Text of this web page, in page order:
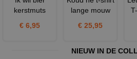
kerstmuts
€ 6,95
lange mouw
€ 25,95
NIEUW IN DE